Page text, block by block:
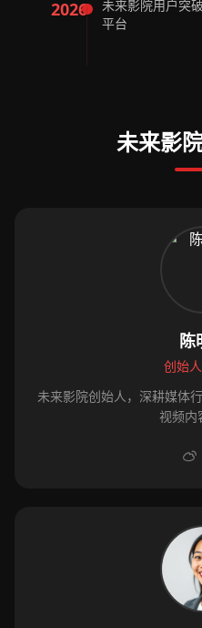
2026
未来影院用户突
平台
未来影
陈
创始
未来影院创始人，深耕媒体
视频内